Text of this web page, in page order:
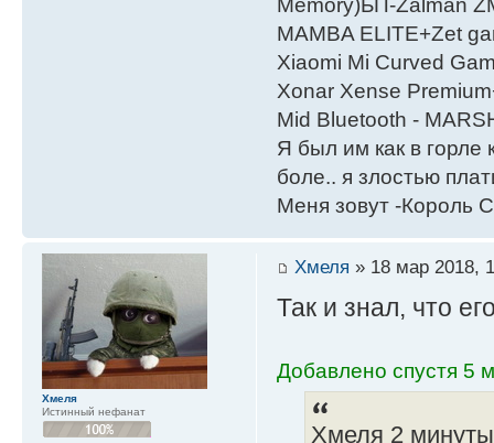
Мemory)БП-Zalman
MAMBA ELITE+Zet
Xiaomi Mi Curved
Xonar Xense
Mid Bluetooth -
Я был им как в горле
боле.. я злостью
Меня зовут -Король
Хмеля » 18 мар 2018,
Так и знал, что
Добавлено спустя 5
Хмеля 2
Хмеля
Истинный нефанат